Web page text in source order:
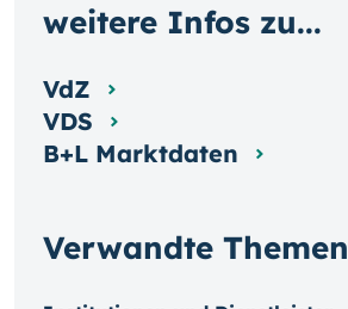
Verwandte Themen
weitere Infos zu...
VdZ
VDS
B+L Marktdaten